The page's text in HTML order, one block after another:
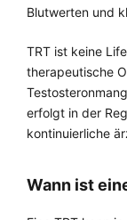
Blutwerten und
TRT ist keine
therapeutische
erfolgt in der
kontinuierliche
Wann ist